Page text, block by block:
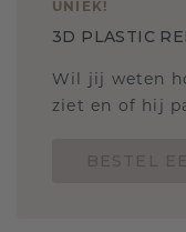
UNIEK!
3D PLASTIC
Wil jij weten
ziet en of hij